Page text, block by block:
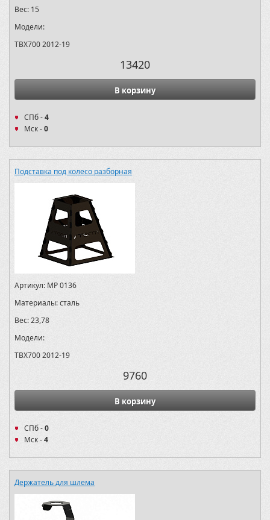
Вес: 15
Модели:
TBX700 2012-19
13420
В корзину
СПб -4
Мск -0
Подставка под колесо разборная
Артикул: MP 0136
Материалы:сталь
Вес:23,78
Модели:
TBX700 2012-19
9760
В корзину
СПб -0
Мск -4
Держатель для шлема